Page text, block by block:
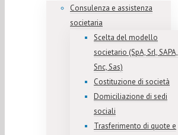
Consulenza e assistenza
societaria
Scelta del modello
societario (SpA, Srl, SAPA,
Snc, Sas)
Costituzione di società
Domiciliazione di sedi
sociali
Trasferimento di quote e